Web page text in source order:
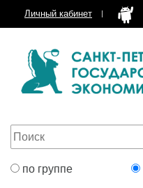
Личный кабинет
по группе